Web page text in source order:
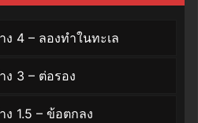
4 – ลองทำในทะเล
ง 3 – ต่อรอง
ง 1.5 – ข้อตกลง